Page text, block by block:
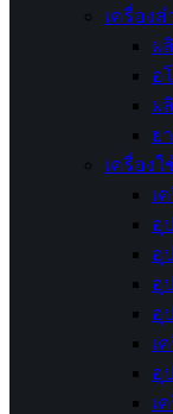
เครื่องส
ผ
อ
ผ
ย
เครื่อง
เ
อุ
อุ
อุ
อุ
เ
อุ
เ